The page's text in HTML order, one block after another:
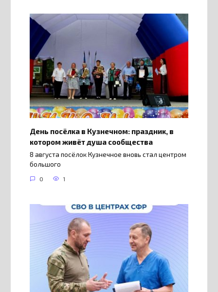
День посёлка в Кузнечном: праздник, в
котором живёт душа сообщества
8 августа посёлок Кузнечное вновь стал центром
большого
0 1